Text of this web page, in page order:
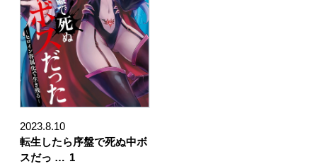
2023.8.10
転生したら序盤で死ぬ中ボ
スだっ … 1